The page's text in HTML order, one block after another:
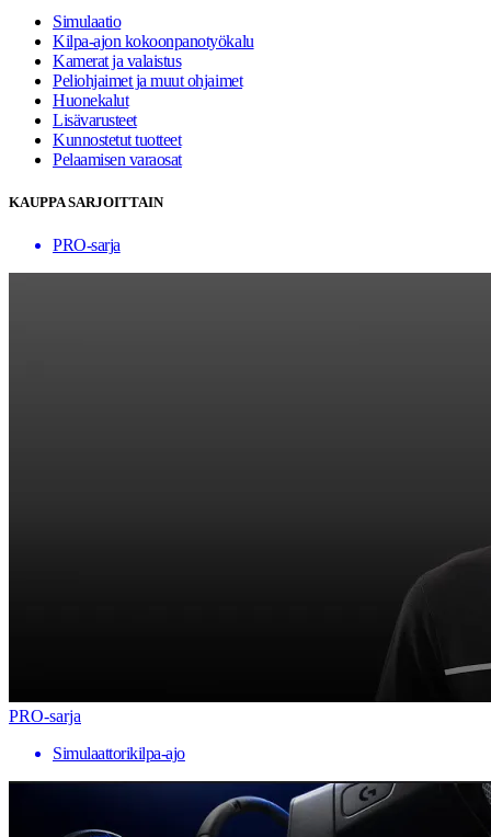
Simulaatio
Kilpa-ajon kokoonpanotyökalu
Kamerat ja valaistus
Peliohjaimet ja muut ohjaimet
Huonekalut
Lisävarusteet
Kunnostetut tuotteet
Pelaamisen varaosat
KAUPPA SARJOITTAIN
PRO-sarja
PRO-sarja
Simulaattorikilpa-ajo